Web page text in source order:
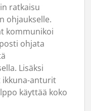
ratkaisu
ohjaukselle.
kommunikoi
ohjata
Lisäksi
ikkuna-anturit
käyttää koko